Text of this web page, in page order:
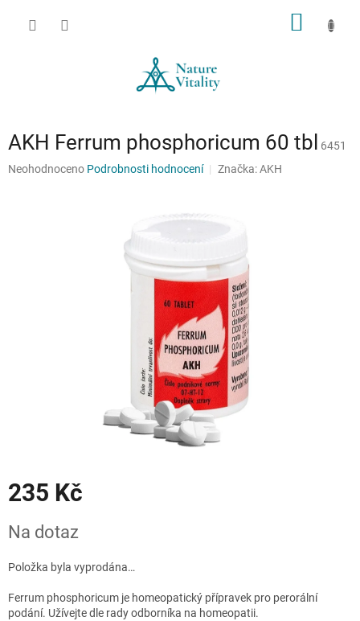
AKH Ferrum phosphoricum 60 tbl
6451
Průměrné
Neohodnoceno Podrobnosti hodnocení Značka:AKH
235 Kč
cena:
Na dotaz
Položka byla vyprodána…
Ferrum phosphoricum je homeopatický přípravek pro perorální
podání. Užívejte dle rady odborníka na homeopatii.